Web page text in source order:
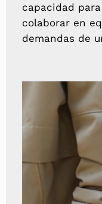
capacidad
colaborar en
demandas de